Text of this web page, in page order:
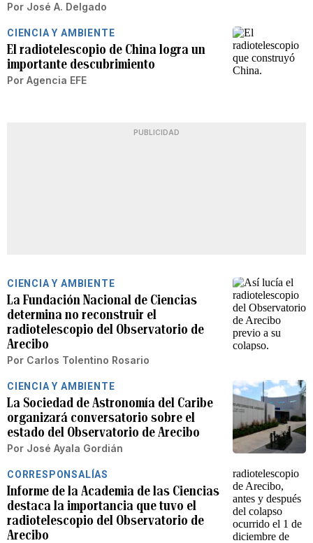
Por José A. Delgado
CIENCIA Y AMBIENTE
El radiotelescopio de China logra un
importante descubrimiento
Por Agencia EFE
PUBLICIDAD
CIENCIA Y AMBIENTE
La Fundación Nacional de Ciencias
determina no reconstruir el
radiotelescopio del Observatorio de
Arecibo
Por Carlos Tolentino Rosario
CIENCIA Y AMBIENTE
La Sociedad de Astronomía del Caribe
organizará conversatorio sobre el
estado del Observatorio de Arecibo
Por José Ayala Gordián
CORRESPONSALÍAS
Informe de la Academia de las Ciencias
destaca la importancia que tuvo el
radiotelescopio del Observatorio de
Arecibo